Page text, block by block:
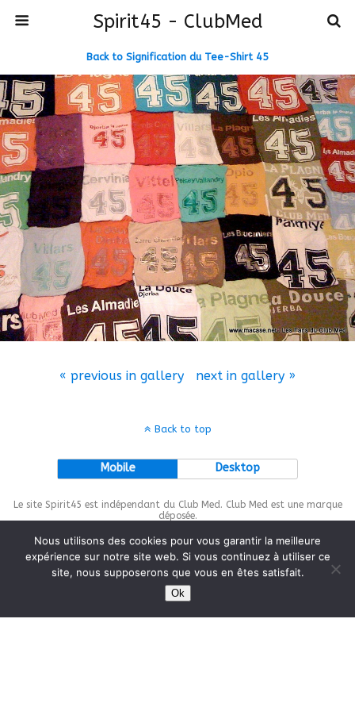
Spirit45 - ClubMed
Back to Signification du Tee-Shirt 45
« previous in gallery next in gallery »
Back to top
Mobile Desktop
Le site Spirit45 est indépendant du Club Med. Club Med est une marque
déposée.
This site is protected bywp-copyrightpro.com
Nous utilisons des cookies pour vous garantir la meilleure
expérience sur notre site web. Si vous continuez à utiliser ce
site, nous supposerons que vous en êtes satisfait.
Ok